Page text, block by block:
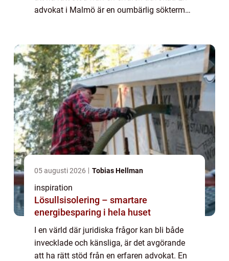
advokat i Malmö är en oumbärlig sökterm
05 augusti 2026 Tobias Hellman
inspiration
Lösullsisolering – smartare
energibesparing i hela huset
I en värld där juridiska frågor kan bli både
invecklade och känsliga, är det avgörande
att ha rätt stöd från en erfaren advokat. En